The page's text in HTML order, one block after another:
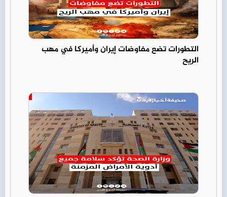
التطورات تضع مفاوضات إيران وأميركا في مهب
الريح